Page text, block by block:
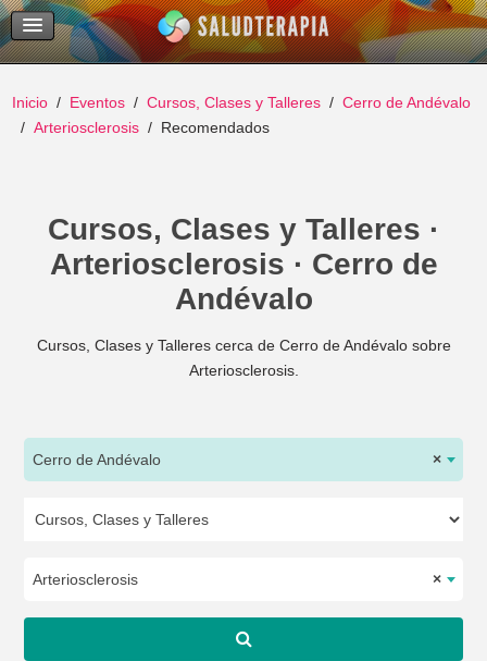
Temas Recientes
Buscar
Inicio Eventos Cursos, Clases y Talleres
Cerro de Andévalo
Arteriosclerosis
Recomendados
Cursos, Clases y Talleres ·
Arteriosclerosis · Cerro de
Andévalo
Cursos, Clases y Talleres cerca de Cerro de Andévalo sobre
Arteriosclerosis.
×
Cerro de Andévalo
×
Arteriosclerosis